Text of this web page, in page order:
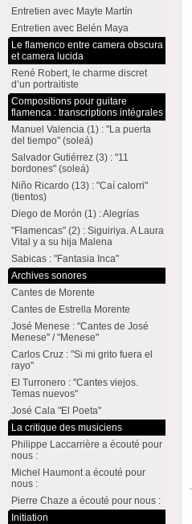
Entretien avec Mayte Martín
Entretien avec Belén Maya
Le flamenco entre camera obscura
et camera lucida
René Robert, le charme discret
d’un portraitiste
Compositions pour guitare
flamenca : transcriptions intégrales
Manuel Valencia (1) : "La puerta
del tiempo" (soleá)
Salvador Gutiérrez (3) : "11
bordones" (soleá)
Niño Ricardo (13) : "Caí calorri"
(tientos)
Diego de Morón (1) : Alegrías
"Flamencas" (2) : Siguiriya. A Laura
Vital y a su hija Malena
Sabicas : "Fantasia Inca"
Archives sonores
Cantes de Morente
Cantes de Estrella Morente
José Menese : "Cantes de José
Menese" / "Menese"
Carlos Cruz : "Si mi grito fuera el
rayo"
El Turronero : "Cantes viejos.
Temas nuevos"
José Cala "El Poeta"
La critique des musiciens
Philippe Laccarrière a écouté pour
nous :
Michel Haumont a écouté pour
nous :
Pierre Chaze a écouté pour nous :
Initiation